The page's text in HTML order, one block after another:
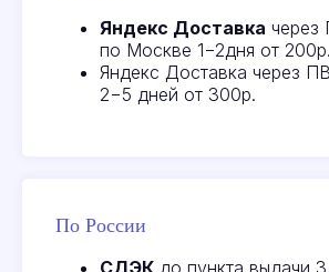
Яндекс Доставка через
по Москве 1−2дня от 200р.
Яндекс Доставка через
2−5 дней от 300р.
По России